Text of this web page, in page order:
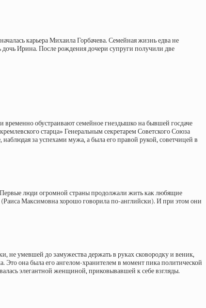
карьера Михаила Горбачева. Семейная жизнь едва не
Ирина. После рождения дочери супруги получили две
обустраивают семейное гнездышко на бывшей госдаче
старца» Генеральным секретарем Советского Союза
за успехами мужа, а была его правой рукой, советчицей в
люди огромной страны продолжали жить как любящие
Максимовна хорошо говорила по-английски). И при этом они
не умевшей до замужества держать в руках сковородку и веник,
Это она была его ангелом-хранителем в момент пика политической
элегантной женщиной, приковывавшей к себе взгляды.